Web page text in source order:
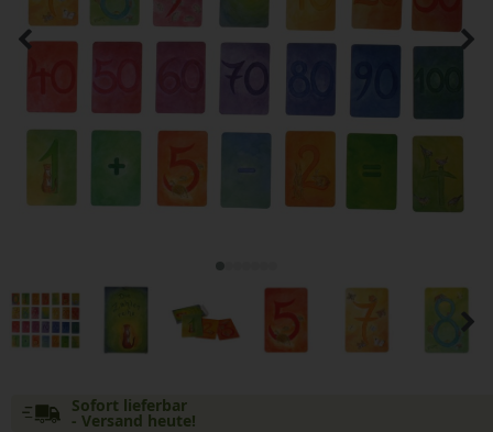
Sofort lieferbar
- Versand heute!